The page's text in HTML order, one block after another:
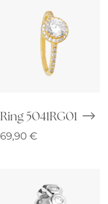
Ring 5041RG01
69,90 €